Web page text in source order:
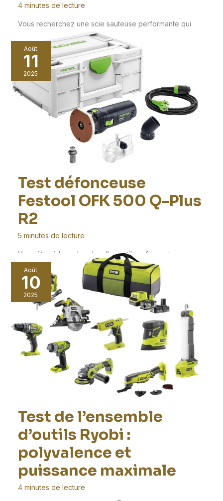
4 minutes de lecture
Vous recherchez une scie sauteuse performante qui
répond à vos exigences professionnelles ? La scie
sauteuse
Août
11
2025
Test défonceuse
Festool OFK 500 Q-Plus
R2
5 minutes de lecture
Vous êtes à la recherche d’un outil performant pour
réaliser des finitions impeccables sur vos ouvrages
Août
10
2025
Test de l’ensemble
d’outils Ryobi :
polyvalence et
puissance maximale
4 minutes de lecture